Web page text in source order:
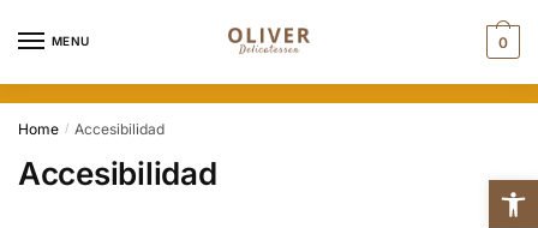
MENU 0
Home / Accesibilidad
Accesibilidad